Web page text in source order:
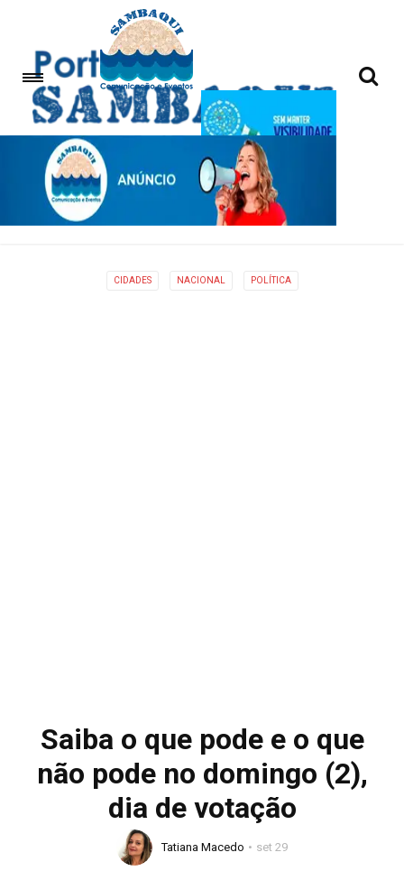
CIDADES NACIONAL POLÍTICA
Saiba o que pode e o que
não pode no domingo (2),
dia de votação
Tatiana Macedo set 29